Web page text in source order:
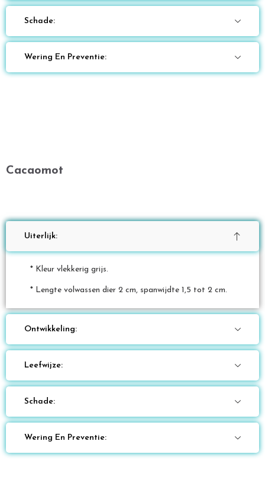
Schade:
Wering En Preventie:
Cacaomot
Uiterlijk:
* Kleur vlekkerig grijs.
* Lengte volwassen dier 2 cm, spanwijdte 1,5 tot 2 cm.
Ontwikkeling:
Leefwijze:
Schade:
Wering En Preventie: